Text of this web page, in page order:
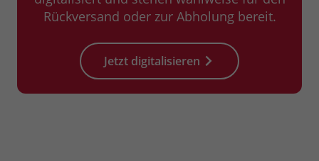
Rückversand oder zur Abholung bereit.
Jetzt digitalisieren